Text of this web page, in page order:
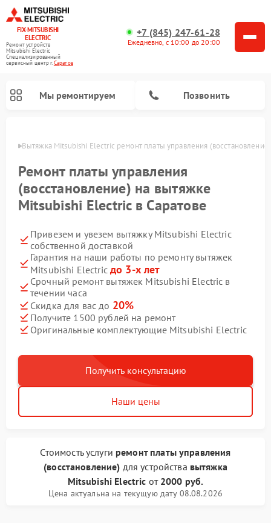
FIX-MITSUBISHI
ELECTRIC
Ремонт устройств
Mitsubishi Electric
Специализированный
cервисный центр г.Саратов
+7 (845) 247-61-28
Ежедневно, с 10:00 до 20:00
Мы ремонтируем Позвонить
Вытяжка Mitsubishi Electric ремонт платы управления (восстановление)
Ремонт платы управления
(восстановление) на вытяжке
Mitsubishi Electric в Саратове
Привезем и увезем вытяжку Mitsubishi Electric
собственной доставкой
Гарантия на наши работы по ремонту вытяжек
Mitsubishi Electric до 3-х лет
Срочный ремонт вытяжек Mitsubishi Electric в
течении часа
Скидка для вас до 20%
Получите 1500 рублей на ремонт
Оригинальные комплектующие Mitsubishi Electric
Получить консультацию
Наши цены
Стоимость услуги ремонт платы управления
(восстановление) для устройства вытяжка
Mitsubishi Electric от 2000 руб.
Цена актуальна на текущую дату 08.08.2026